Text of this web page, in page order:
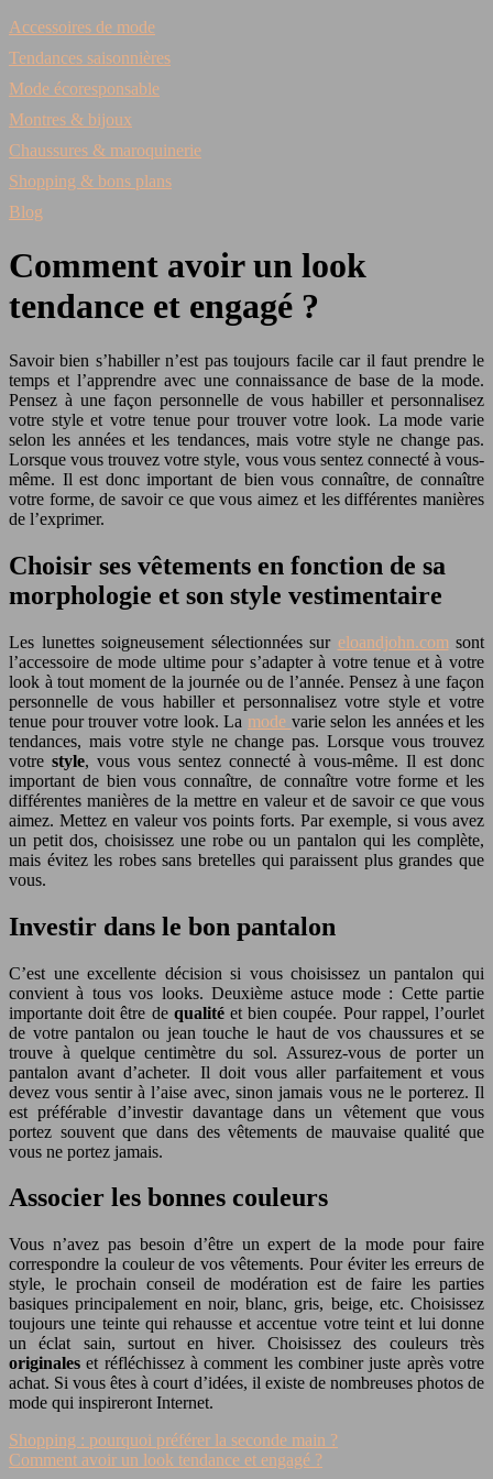
Accessoires de mode
Tendances saisonnières
Mode écoresponsable
Montres & bijoux
Chaussures & maroquinerie
Shopping & bons plans
Blog
Comment avoir un look
tendance et engagé ?
Savoir bien s’habiller n’est pas toujours facile car il faut prendre le
temps et l’apprendre avec une connaissance de base de la mode.
Pensez à une façon personnelle de vous habiller et personnalisez
votre style et votre tenue pour trouver votre look. La mode varie
selon les années et les tendances, mais votre style ne change pas.
Lorsque vous trouvez votre style, vous vous sentez connecté à vous-
même. Il est donc important de bien vous connaître, de connaître
votre forme, de savoir ce que vous aimez et les différentes manières
de l’exprimer.
Choisir ses vêtements en fonction de sa
morphologie et son style vestimentaire
Les lunettes soigneusement sélectionnées sur eloandjohn.com sont
l’accessoire de mode ultime pour s’adapter à votre tenue et à votre
look à tout moment de la journée ou de l’année. Pensez à une façon
personnelle de vous habiller et personnalisez votre style et votre
tenue pour trouver votre look. La mode varie selon les années et les
tendances, mais votre style ne change pas. Lorsque vous trouvez
votre style, vous vous sentez connecté à vous-même. Il est donc
important de bien vous connaître, de connaître votre forme et les
différentes manières de la mettre en valeur et de savoir ce que vous
aimez. Mettez en valeur vos points forts. Par exemple, si vous avez
un petit dos, choisissez une robe ou un pantalon qui les complète,
mais évitez les robes sans bretelles qui paraissent plus grandes que
vous.
Investir dans le bon pantalon
C’est une excellente décision si vous choisissez un pantalon qui
convient à tous vos looks. Deuxième astuce mode : Cette partie
importante doit être de qualitéet bien coupée. Pour rappel, l’ourlet
de votre pantalon ou jean touche le haut de vos chaussures et se
trouve à quelque centimètre du sol. Assurez-vous de porter un
pantalon avant d’acheter. Il doit vous aller parfaitement et vous
devez vous sentir à l’aise avec, sinon jamais vous ne le porterez. Il
est préférable d’investir davantage dans un vêtement que vous
portez souvent que dans des vêtements de mauvaise qualité que
vous ne portez jamais.
Associer les bonnes couleurs
Vous n’avez pas besoin d’être un expert de la mode pour faire
correspondre la couleur de vos vêtements. Pour éviter les erreurs de
style, le prochain conseil de modération est de faire les parties
basiques principalement en noir, blanc, gris, beige, etc. Choisissez
toujours une teinte qui rehausse et accentue votre teint et lui donne
un éclat sain, surtout en hiver. Choisissez des couleurs très
originales et réfléchissez à comment les combiner juste après votre
achat. Si vous êtes à court d’idées, il existe de nombreuses photos de
mode qui inspireront Internet.
Shopping : pourquoi préférer la seconde main ?
Comment avoir un look tendance et engagé ?